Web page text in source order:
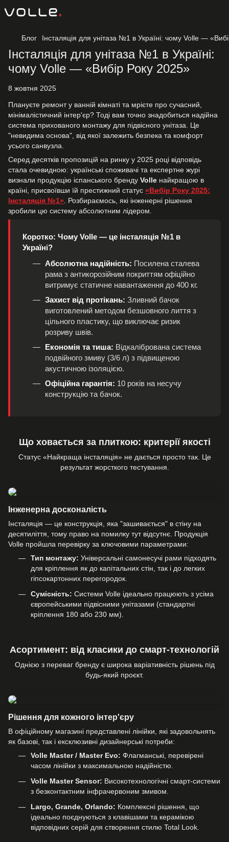
Блог Інсталяція для унітаза №1 в Україні: чому Volle —
Інсталяція для унітаза №1 в Україні:
чому Volle — «Вибір Року 2025»
8 жовтня 2025
Плануєте ремонт у ванній кімнаті та мрієте про сучасний,
мінімалістичний інтер'єр? Тоді вам точно знадобиться надійна
система прихованого монтажу для підвісного унітаза. Це
"невидима основа", від якої залежить безпека та комфорт
усього санвузла.
Серед десятків пропозицій на ринку у 2025 році відповідь
стала очевидною: українські споживачі та експертне журі
визнали продукцію іспанського бренду Volle найкращою в
країні, присвоївши їй престижний статус «Вибір Року 2025:
Інсталяція №1» . Розбираємось, які інженерні рішення
зробили цю систему абсолютним лідером.
Коротко: Чому Volle — це інсталяція №1 в
Україні?
Абсолютна надійність: Посилена сталева
рама з антикорозійним покриттям офіційно
витримує статичне навантаження до 400 кг.
Захист від протікань: Зливний бачок
виготовлений методом безшовного лиття з
цільного пластику, що виключає ризик
розриву швів.
Економія та тиша: Відкалібрована система
подвійного змиву (3/6 л) з підвищеною
акустичною ізоляцією.
Офіційна гарантія: 10 років на несучу
конструкцію та бачок.
Що ховається за плиткою: критерії якості
Статус «Найкраща інсталяція» не дається просто так. Це
результат жорсткого тестування.
Інженерна досконалість
Інсталяція — це конструкція, яка "зашивається" в стіну на
десятиліття, тому право на помилку тут відсутнє. Продукція
Volle пройшла перевірку за ключовими параметрами:
Тип монтажу: Універсальні самонесучі рами підходять
для кріплення як до капітальних стін, так і до легких
гіпсокартонних перегородок.
Сумісність: Системи Volle ідеально працюють з усіма
європейськими підвісними унітазами (стандартні
кріплення 180 або 230 мм).
Асортимент: від класики до смарт-технологій
Однією з переваг бренду є широка варіативність рішень під
будь-який проєкт.
Рішення для кожного інтер'єру
В офіційному магазині представлені лінійки, які задовольнять
як базові, так і ексклюзивні дизайнерські потреби:
Volle Master / Master Evo: Флагманські, перевірені
часом лінійки з максимальною надійністю.
Volle Master Sensor: Високотехнологічні смарт-системи
з безконтактним інфрачервоним змивом.
Largo, Grande, Orlando: Комплексні рішення, що
ідеально поєднуються з клавішами та керамікою
відповідних серій для створення стилю Total Look.